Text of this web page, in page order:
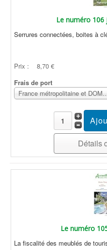
Le numéro
Serrures connectées, boites à
Prix :
8,70 €
Frais de port
France
Détails
Le numéro
La fiscalité des meublés de